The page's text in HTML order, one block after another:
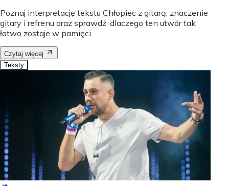
Poznaj interpretację tekstu Chłopiec z gitarą, znaczenie
gitary i refrenu oraz sprawdź, dlaczego ten utwór tak
łatwo zostaje w pamięci.
Czytaj więcej
Teksty